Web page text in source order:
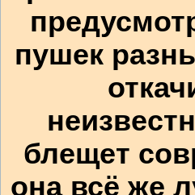
пушек
блещет
она всё же